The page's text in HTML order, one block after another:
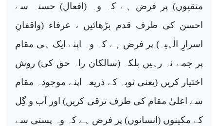
متقیوں) پر فرض ہے کہ وہ (افعال) حسنہ سے
احسن کی طرف قدم بڑھائیں ، عرفاء (واقفانِ
اسرارِ الٰہیہ) پر فرض ہے کہ وہ اپنے ایک ہی مقام
پر جمے نہ رہیں بلکہ (سالکان راہ حق کی) روش
اختیار کریں (یعنی توبہ کے ذریعہ اپنے موجودہ مقام
سے اعلیٰ مقام کی طرف ترقی کریں) اور آب و گِل
کے مکینوں (انسانوں) پر فرض ہے کہ وہ پستی سے